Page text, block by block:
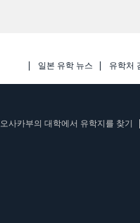
일본 유학 뉴스 유학처
오사카부의 대학에서 유학지를 찾기